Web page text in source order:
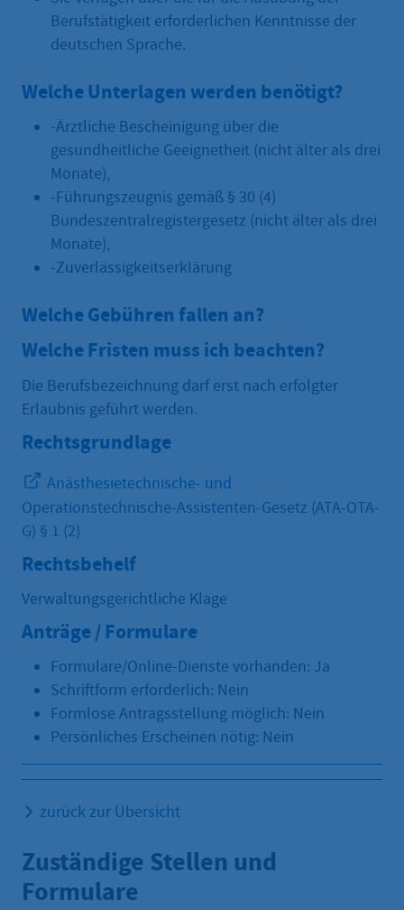
Berufstätigkeit erforderlichen Kenntnisse der
deutschen Sprache.
Welche Unterlagen werden benötigt?
-Ärztliche Bescheinigung über die
gesundheitliche Geeignetheit (nicht älter als drei
Monate),
-Führungszeugnis gemäß § 30 (4)
Bundeszentralregistergesetz (nicht älter als drei
Monate),
-Zuverlässigkeitserklärung
Welche Gebühren fallen an?
Welche Fristen muss ich beachten?
Die Berufsbezeichnung darf erst nach erfolgter
Erlaubnis geführt werden.
Rechtsgrundlage
Anästhesietechnische- und
Operationstechnische-Assistenten-Gesetz (ATA-OTA-
G) § 1 (2)
Rechtsbehelf
Verwaltungsgerichtliche Klage
Anträge / Formulare
Formulare/Online-Dienste vorhanden: Ja
Schriftform erforderlich: Nein
Formlose Antragsstellung möglich: Nein
Persönliches Erscheinen nötig: Nein
zurück zur Übersicht
Zuständige Stellen und
Formulare